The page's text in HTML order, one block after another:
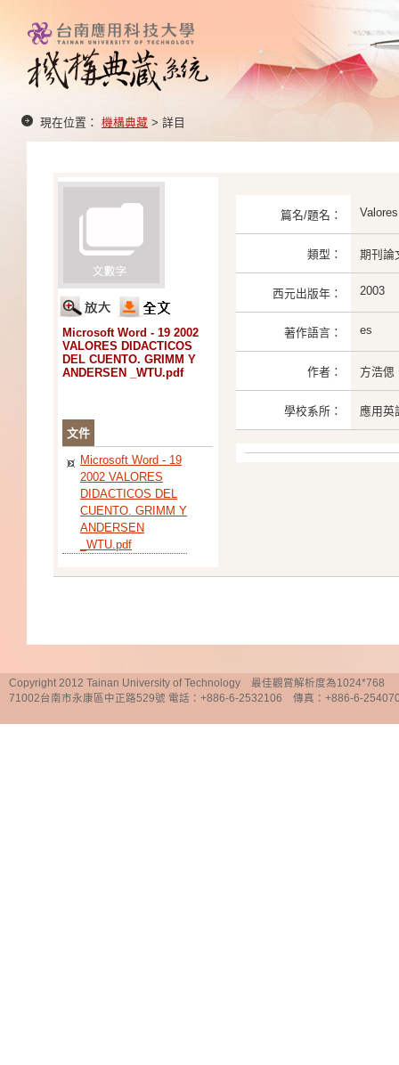
現在位置： 機構典藏 > 詳目
Microsoft Word - 19 2002
VALORES DIDACTICOS
DEL CUENTO. GRIMM Y
ANDERSEN _WTU.pdf
文件
Microsoft Word - 19
2002 VALORES
DIDACTICOS DEL
CUENTO. GRIMM Y
ANDERSEN
_WTU.pdf
篇名/題名：
類型： 期刊論
西元出版年： 2003
著作語言： es
作者： 方浩偲
學校系所： 應用英
Copyright 2012 Tainan University of Technology 最佳觀賞解析度為1024*768
71002台南市永康區中正路529號 電話：+886-6-2532106 傳真：+886-6-